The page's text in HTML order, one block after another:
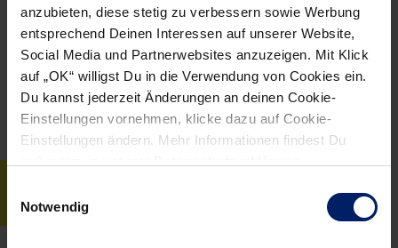
anzubieten, diese stetig zu verbessern sowie Werbung
entsprechend Deinen Interessen auf unserer Website,
Social Media und Partnerwebsites anzuzeigen. Mit Klick
auf „OK“ willigst Du in die Verwendung von Cookies ein.
Du kannst jederzeit Änderungen an deinen Cookie-
Einstellungen vornehmen, klicke dazu auf Cookie-
Einstellungen ändern. Mehr Informationen findest Du
Notwendig
729 690
28,04 Tore Ø 26,54